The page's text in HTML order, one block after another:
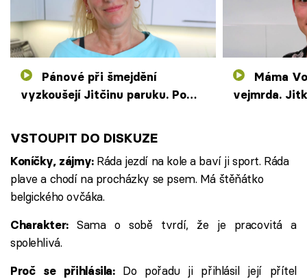
vyzkoušejí Jitčinu paruku. Po
vejmrda.
VSTOUPIT DO DISKUZE
Koníčky, zájmy: Ráda jezdí na kole a baví ji sport. Ráda
plave a chodí na procházky se psem. Má štěňátko
belgického ovčáka.
Charakter:Sama o sobě tvrdí, že je pracovitá a
spolehlivá.
Proč se přihlásila: Do pořadu ji přihlásil její přítel